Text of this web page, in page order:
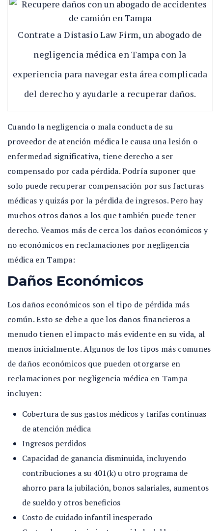
Contrate a Distasio Law Firm, un abogado de
negligencia médica en Tampa con la
experiencia para navegar esta área complicada
del derecho y ayudarle a recuperar daños.
Cuando la negligencia o mala conducta de su
proveedor de atención médica le causa una lesión o
enfermedad significativa, tiene derecho a ser
compensado por cada pérdida. Podría suponer que
solo puede recuperar compensación por sus facturas
médicas y quizás por la pérdida de ingresos. Pero hay
muchos otros daños a los que también puede tener
derecho. Veamos más de cerca los daños económicos y
no económicos en reclamaciones por negligencia
médica en Tampa:
Daños Económicos
Los daños económicos son el tipo de pérdida más
común. Esto se debe a que los daños financieros a
menudo tienen el impacto más evidente en su vida, al
menos inicialmente. Algunos de los tipos más comunes
de daños económicos que pueden otorgarse en
reclamaciones por negligencia médica en Tampa
incluyen:
Cobertura de sus gastos médicos y tarifas continuas
de atención médica
Ingresos perdidos
Capacidad de ganancia disminuida, incluyendo
contribuciones a su 401(k) u otro programa de
ahorro para la jubilación, bonos salariales, aumentos
de sueldo y otros beneficios
Costo de cuidado infantil inesperado